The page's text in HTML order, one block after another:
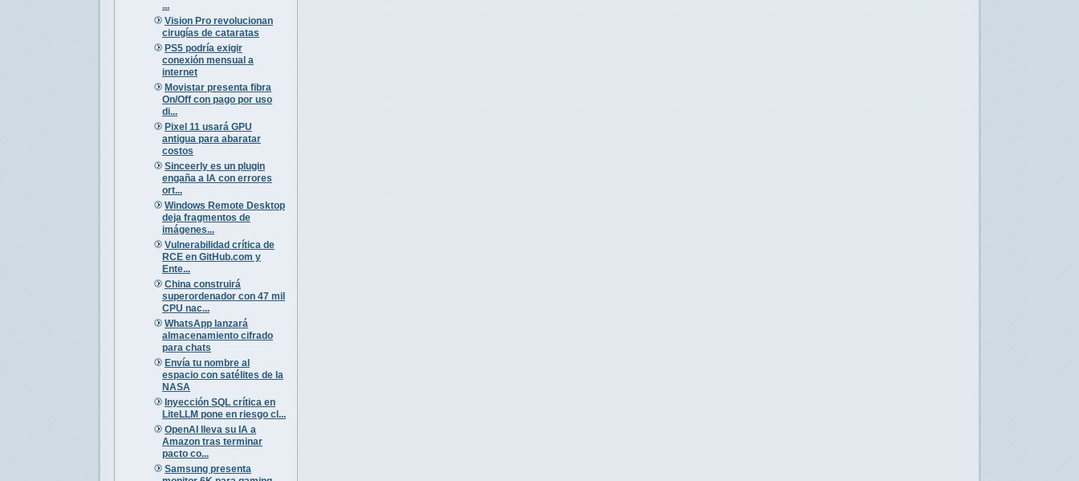
...
Vision Pro revolucionan
cirugías de cataratas
PS5 podría exigir
conexión mensual a
internet
Movistar presenta fibra
On/Off con pago por uso
di...
Pixel 11 usará GPU
antigua para abaratar
costos
Sinceerly es un plugin
engaña a IA con errores
ort...
Windows Remote Desktop
deja fragmentos de
imágenes...
Vulnerabilidad crítica de
RCE en GitHub.com y
Ente...
China construirá
superordenador con 47 mil
CPU nac...
WhatsApp lanzará
almacenamiento cifrado
para chats
Envía tu nombre al
espacio con satélites de la
NASA
Inyección SQL crítica en
LiteLLM pone en riesgo cl...
OpenAI lleva su IA a
Amazon tras terminar
pacto co...
Samsung presenta